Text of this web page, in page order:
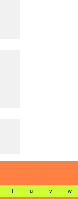
t u v w